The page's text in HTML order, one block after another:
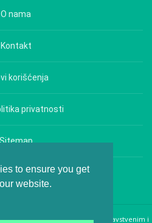
to ensure you get
website.
O nama
Kontakt
korišćenja
privatnosti
- All rights reserved.
opšte informacije i diskusije o zdravstvenim i